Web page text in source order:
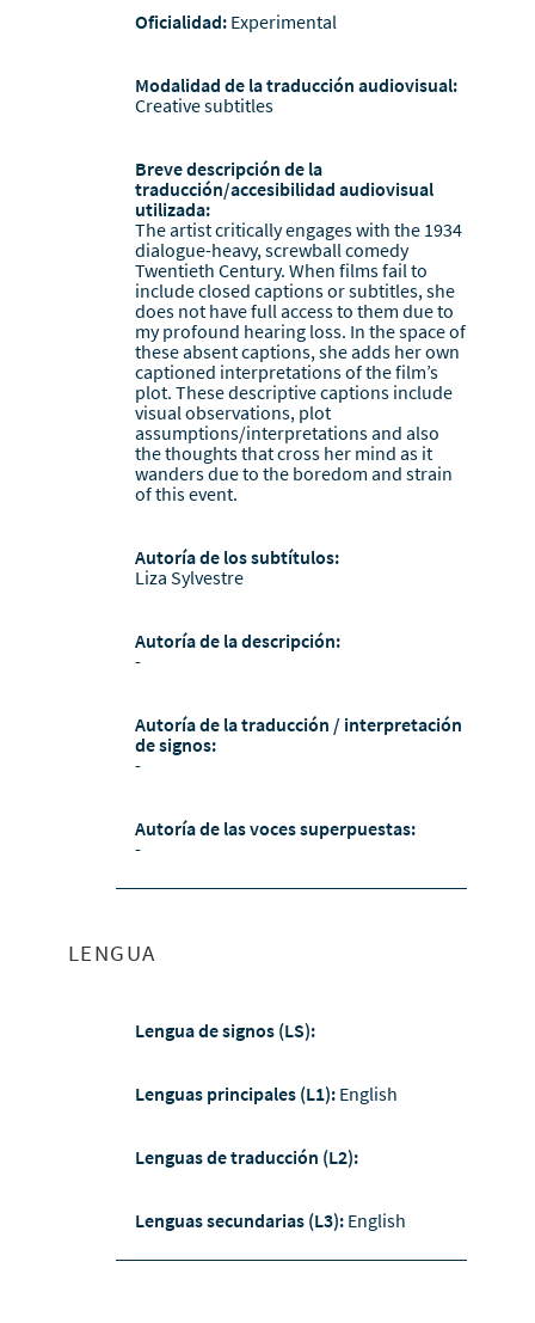
Oficialidad:Experimental
Modalidad de la traducción audiovisual:
Creative subtitles
Breve descripción de la
traducción/accesibilidad audiovisual
utilizada:
The artist critically engages with the 1934
dialogue-heavy, screwball comedy
Twentieth Century. When films fail to
include closed captions or subtitles, she
does not have full access to them due to
my profound hearing loss. In the space of
these absent captions, she adds her own
captioned interpretations of the film’s
plot. These descriptive captions include
visual observations, plot
assumptions/interpretations and also
the thoughts that cross her mind as it
wanders due to the boredom and strain
of this event.
Autoría de los subtítulos:
Liza Sylvestre
Autoría de la descripción:
-
Autoría de la traducción / interpretación
de signos:
-
Autoría de las voces superpuestas:
-
LENGUA
Lengua de signos (LS):
Lenguas principales (L1): English
Lenguas de traducción (L2):
Lenguas secundarias (L3): English